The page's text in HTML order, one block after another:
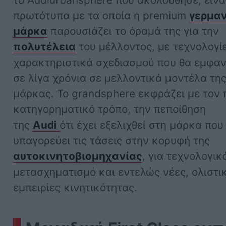
πρωτότυπα με τα οποία η premium
μάρκα παρουσιάζει το όραμά της για την
πολυτέλεια του μέλλοντος, με
χαρακτηριστικά σχεδιασμού που θα
σε λίγα χρόνια σε μελλοντικά μοντέλα
μάρκας. Το grandsphere εκφράζει με τον
κατηγορηματικό τρόπο, την πεποίθηση
της Audi ότι έχει εξελιχθεί στη μάρκα που
υπαγορεύει τις τάσεις στην κορυφή της
αυτοκινητοβιομηχανίας, για
μετασχηματισμό και εντελώς νέες,
εμπειρίες κινητικότητας.